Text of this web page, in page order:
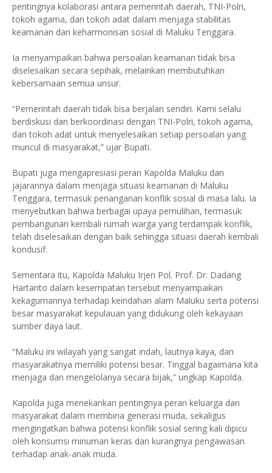
pentingnya kolaborasi antara pemerintah daerah, TNI-Polri,
tokoh agama, dan tokoh adat dalam menjaga stabilitas
keamanan dan keharmonisan sosial di Maluku Tenggara.
Ia menyampaikan bahwa persoalan keamanan tidak bisa
diselesaikan secara sepihak, melainkan membutuhkan
kebersamaan semua unsur.
“Pemerintah daerah tidak bisa berjalan sendiri. Kami selalu
berdiskusi dan berkoordinasi dengan TNI-Polri, tokoh agama,
dan tokoh adat untuk menyelesaikan setiap persoalan yang
muncul di masyarakat,” ujar Bupati.
Bupati juga mengapresiasi peran Kapolda Maluku dan
jajarannya dalam menjaga situasi keamanan di Maluku
Tenggara, termasuk penanganan konflik sosial di masa lalu. Ia
menyebutkan bahwa berbagai upaya pemulihan, termasuk
pembangunan kembali rumah warga yang terdampak konflik,
telah diselesaikan dengan baik sehingga situasi daerah kembali
kondusif.
Sementara itu, Kapolda Maluku Irjen Pol. Prof. Dr. Dadang
Hartanto dalam kesempatan tersebut menyampaikan
kekagumannya terhadap keindahan alam Maluku serta potensi
besar masyarakat kepulauan yang didukung oleh kekayaan
sumber daya laut.
“Maluku ini wilayah yang sangat indah, lautnya kaya, dan
masyarakatnya memiliki potensi besar. Tinggal bagaimana kita
menjaga dan mengelolanya secara bijak,” ungkap Kapolda.
Kapolda juga menekankan pentingnya peran keluarga dan
masyarakat dalam membina generasi muda, sekaligus
mengingatkan bahwa potensi konflik sosial sering kali dipicu
oleh konsumsi minuman keras dan kurangnya pengawasan
terhadap anak-anak muda.